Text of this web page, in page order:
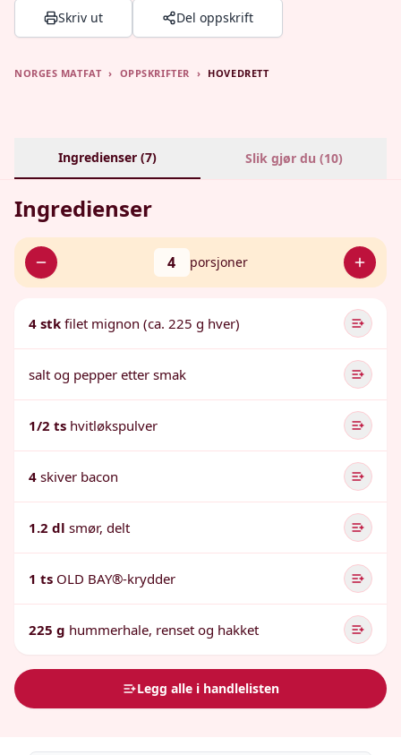
Skriv ut Del oppskrift
NORGES MATFAT › OPPSKRIFTER › HOVEDRETT
Ingredienser (7) Slik gjør du (10)
Ingredienser
4 porsjoner
4 stk filet mignon (ca. 225 g hver)
salt og pepper etter smak
1/2 ts hvitløkspulver
4 skiver bacon
1.2 dl smør, delt
1 ts OLD BAY®-krydder
225 g hummerhale, renset og hakket
Legg alle i handlelisten